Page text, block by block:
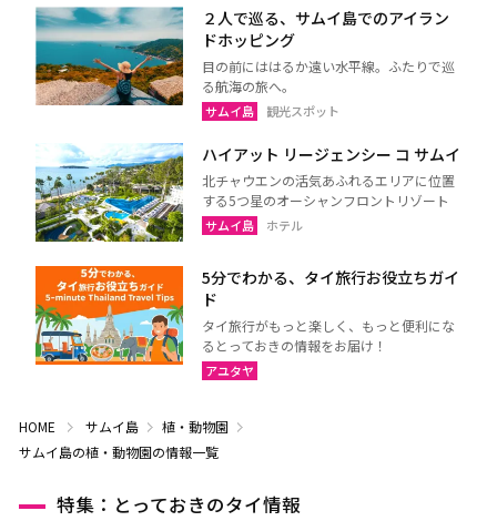
２人で巡る、サムイ島でのアイラン
ドホッピング
目の前にははるか遠い水平線。ふたりで巡
る航海の旅へ。
サムイ島 観光スポット
ハイアット リージェンシー コ サムイ
北チャウエンの活気あふれるエリアに位置
する5つ星のオーシャンフロントリゾート
サムイ島 ホテル
5分でわかる、タイ旅行お役立ちガイ
ド
タイ旅行がもっと楽しく、もっと便利にな
るとっておきの情報をお届け！
アユタヤ
HOME サムイ島
植・動物園
サムイ島の植・動物園の情報一覧
特集：とっておきのタイ情報